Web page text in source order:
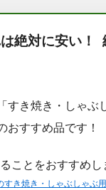
絶対に安い！
すき焼き・しゃぶ
おすすめ品です！
ことをおすすめし
き焼き・しゃぶしゃぶ